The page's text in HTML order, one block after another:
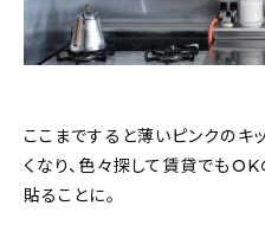
ここまですると薄いピンクのキ
くなり、色々探して賃貸でも
貼ることに。